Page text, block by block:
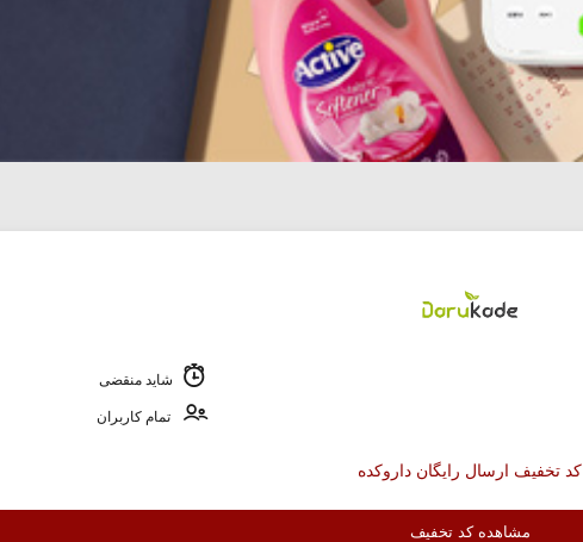
شاید منقضی
تمام کاربران
کد تخفیف ارسال رایگان داروکده
مشاهده کد تخفیف